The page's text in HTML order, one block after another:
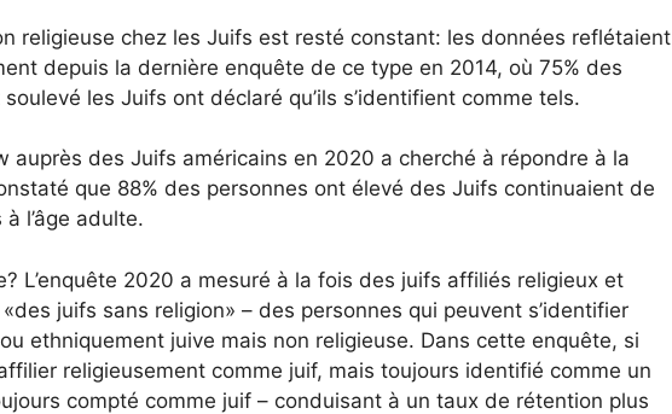
religieuse chez les Juifs est resté constant: les données reflétaient
depuis la dernière enquête de ce type en 2014, où 75% des
les Juifs ont déclaré qu’ils s’identifient comme tels.
auprès des Juifs américains en 2020 a cherché à répondre à la
que 88% des personnes ont élevé des Juifs continuaient de
l’âge adulte.
L’enquête 2020 a mesuré à la fois des juifs affiliés religieux et
juifs sans religion» – des personnes qui peuvent s’identifier
ethniquement juive mais non religieuse. Dans cette enquête, si
religieusement comme juif, mais toujours identifié comme un
compté comme juif – conduisant à un taux de rétention plus